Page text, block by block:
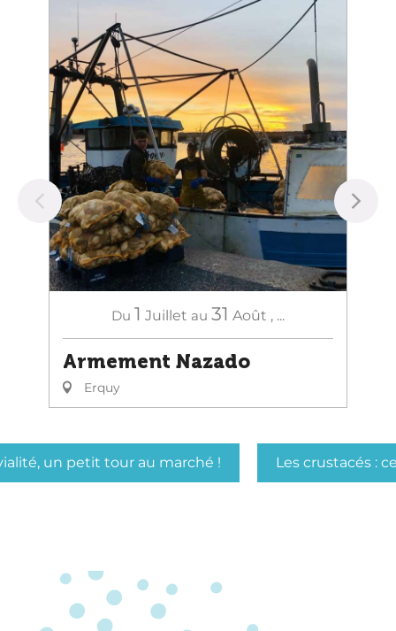
Du 1 Juillet au 31 Août , ...
Armement Nazado
Erquy
un petit tour au marché ! Les crustacés :